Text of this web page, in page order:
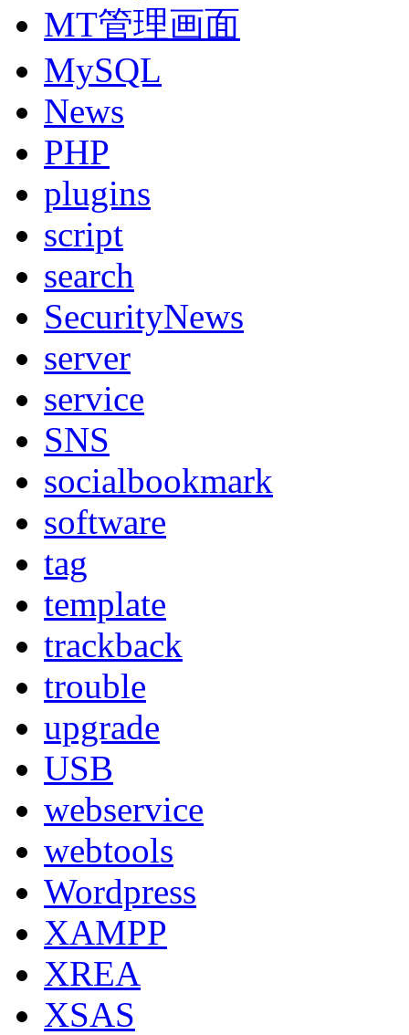
MT管理画面
MySQL
News
PHP
plugins
script
search
SecurityNews
server
service
SNS
socialbookmark
software
tag
template
trackback
trouble
upgrade
USB
webservice
webtools
Wordpress
XAMPP
XREA
XSAS